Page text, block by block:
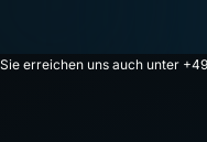
Sie erreichen uns auch unter